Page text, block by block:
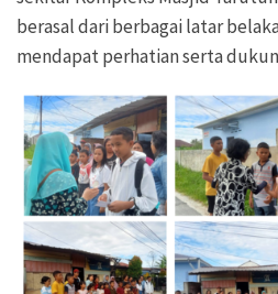
berasal dari berbagai latar
mendapat perhatian serta